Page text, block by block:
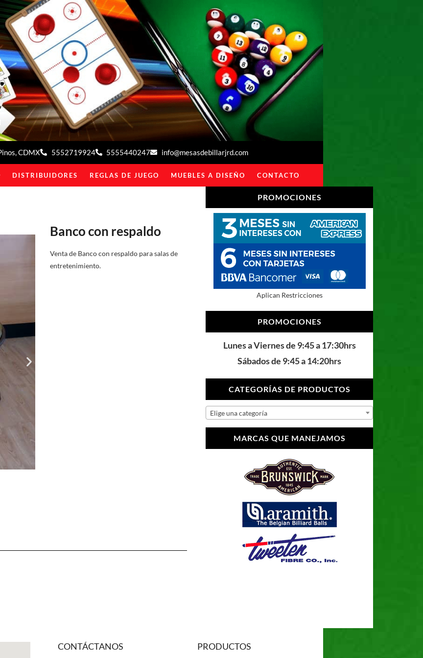
CDMX 5552719924 5555440247 info@mesasdebillarjrd.com
DISTRIBUIDORES REGLAS DE JUEGO MUEBLES A DISEÑO CONTACTO
PROMOCIONES
Aplican Restricciones
PROMOCIONES
Lunes a Viernes de 9:45 a 17:30hrs
Sábados de 9:45 a 14:20hrs
CATEGORÍAS DE PRODUCTOS
Elige una categoría
MARCAS QUE MANEJAMOS
Banco con respaldo
Venta de Banco con respaldo para salas de
entretenimiento.
CONTÁCTANOS PRODUCTOS